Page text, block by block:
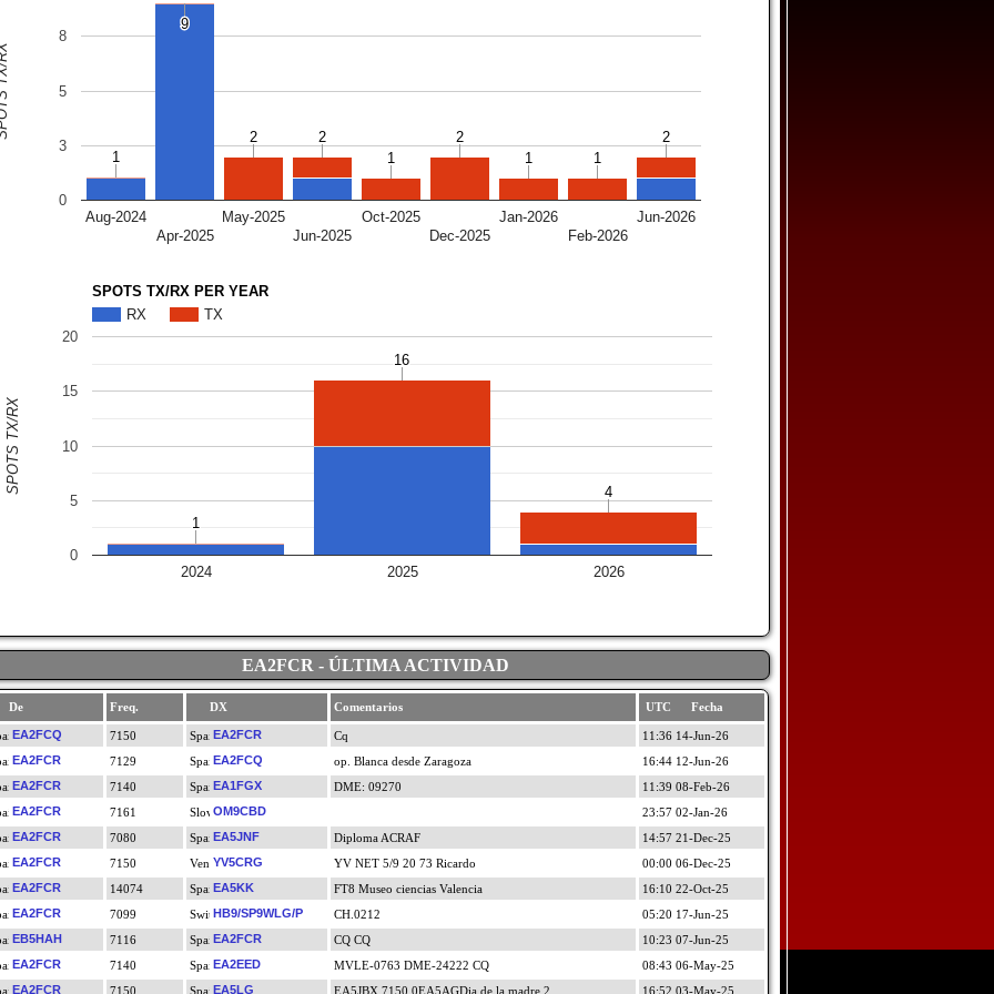
Aug-2024
Apr-2025
May-2025
Jun-2025
Oct-2025
Dec-2025
Jan-2026
Feb-2026
Jun-2026
0
3
5
8
1
1
9
9
2
2 2
2
1
1
2
2
1
1 1
1
2
2
RX
SPOTS TX/RX PER YEAR
RX
TX
2024 2025 2026
0
5
10
15
20
1
1
16
16
4
4
SPOTS TX/RX
EA2FCR - ÚLTIMA ACTIVIDAD
Freq. DX Comentarios UTC Fecha
EA2FCQ 7150 EA2FCR Cq
11:36 14-Jun-26
EA2FCR
7129 EA2FCQ op. Blanca desde Zaragoza
16:44 12-Jun-26
EA2FCR
7140 EA1FGX DME: 09270
11:39 08-Feb-26
EA2FCR
7161 OM9CBD
23:57 02-Jan-26
EA2FCR
7080 EA5JNF Diploma ACRAF
14:57 21-Dec-25
EA2FCR
7150 YV5CRG YV NET 5/9 20 73 Ricardo
00:00 06-Dec-25
EA2FCR
14074 EA5KK FT8 Museo ciencias Valencia
16:10 22-Oct-25
EA2FCR
7099 HB9/SP9WLG/P CH.0212
05:20 17-Jun-25
EB5HAH
7116 EA2FCR CQ CQ
10:23 07-Jun-25
EA2FCR
7140 EA2EED MVLE-0763 DME-24222 CQ
08:43 06-May-25
EA2FCR
7150 EA5LG EA5JBX 7150.0EA5AGDia de la madre 2 16:52 03-May-25